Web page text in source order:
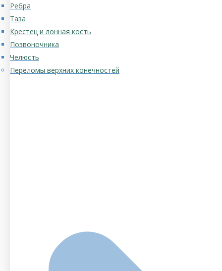
Ребра
Таза
Крестец и лонная кость
Позвоночника
Челюсть
Переломы верхних конечностей